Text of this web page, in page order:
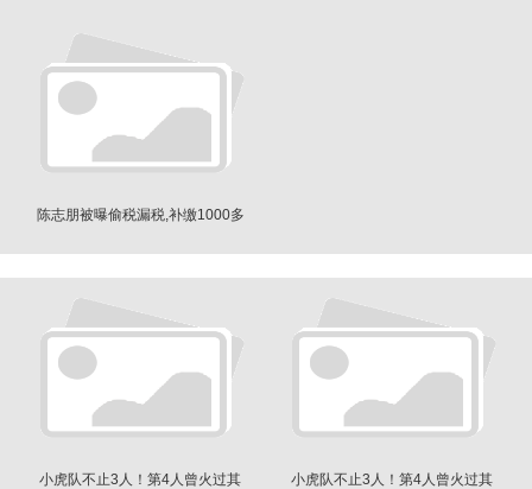
陈志朋被曝偷税漏税,补缴1000多
小虎队不止3人！第4人曾火过其
小虎队不止3人！第4人曾火过其